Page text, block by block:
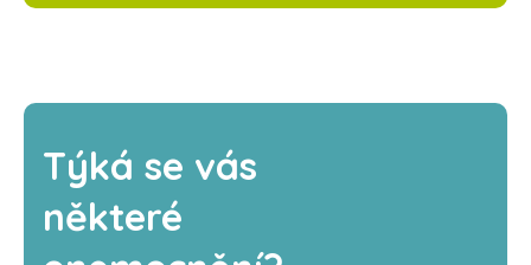
Týká se vás
některé